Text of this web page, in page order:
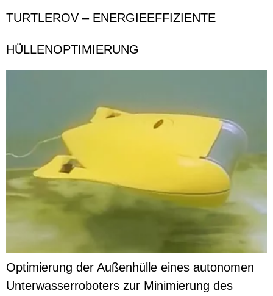
TURTLEROV – ENERGIEEFFIZIENTE
HÜLLENOPTIMIERUNG
Optimierung der Außenhülle eines autonomen
Unterwasserroboters zur Minimierung des